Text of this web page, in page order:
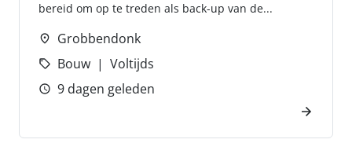
bereid om op te treden als back-up van de...
Grobbendonk
Bouw
Voltijds
9 dagen geleden